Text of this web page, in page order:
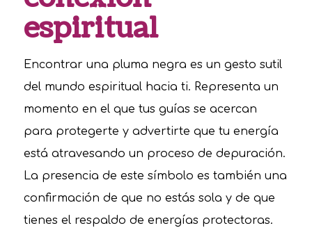
espiritual
Encontrar una pluma negra es un gesto sutil
del mundo espiritual hacia ti. Representa un
momento en el que tus guías se acercan
para protegerte y advertirte que tu energía
está atravesando un proceso de depuración.
La presencia de este símbolo es también una
confirmación de que no estás sola y de que
tienes el respaldo de energías protectoras.